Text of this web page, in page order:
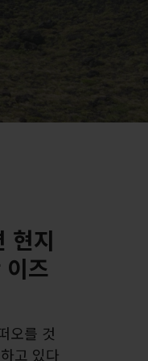
현지
즈
오를 것
고 있다